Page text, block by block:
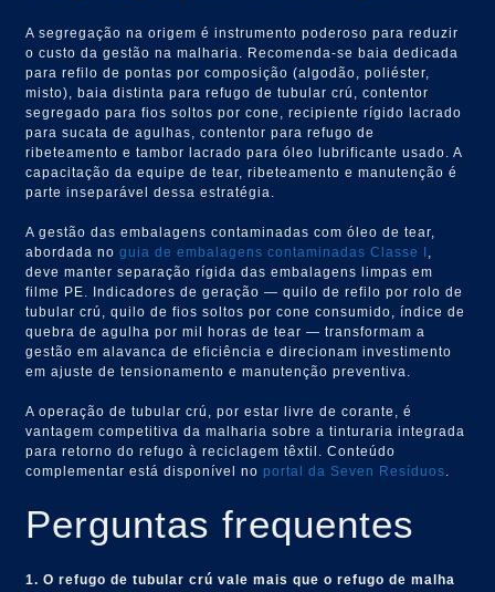
A segregação na origem é instrumento poderoso para reduzir
o custo da gestão na malharia. Recomenda-se baia dedicada
para refilo de pontas por composição (algodão, poliéster,
misto), baia distinta para refugo de tubular crú, contentor
segregado para fios soltos por cone, recipiente rígido lacrado
para sucata de agulhas, contentor para refugo de
ribeteamento e tambor lacrado para óleo lubrificante usado. A
capacitação da equipe de tear, ribeteamento e manutenção é
parte inseparável dessa estratégia.
A gestão das embalagens contaminadas com óleo de tear,
abordada noguia de embalagens contaminadas Classe I
deve manter separação rígida das embalagens limpas em
filme PE. Indicadores de geração — quilo de refilo por rolo de
tubular crú, quilo de fios soltos por cone consumido, índice de
quebra de agulha por mil horas de tear — transformam a
gestão em alavanca de eficiência e direcionam investimento
em ajuste de tensionamento e manutenção preventiva.
A operação de tubular crú, por estar livre de corante, é
vantagem competitiva da malharia sobre a tinturaria integrada
para retorno do refugo à reciclagem têxtil. Conteúdo
complementar está disponível no portal da Seven Resíduos
Perguntas frequentes
1. O refugo de tubular crú vale mais que o refugo de malha